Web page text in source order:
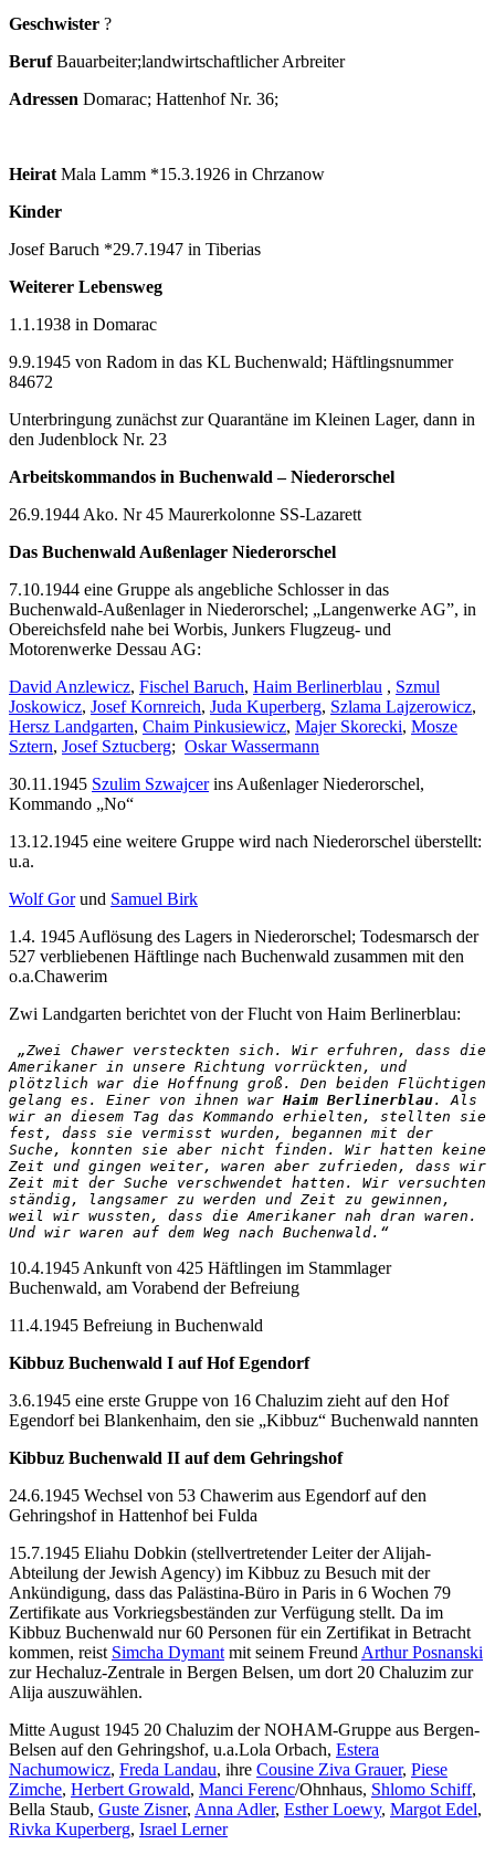
Geschwister ?
BerufBauarbeiter;landwirtschaftlicher Arbreiter
Adressen Domarac; Hattenhof Nr. 36;
Heirat Mala Lamm *15.3.1926 in Chrzanow
Kinder
Josef Baruch *29.7.1947 in Tiberias
Weiterer Lebensweg
1.1.1938 in Domarac
9.9.1945 von Radom in das KL Buchenwald; Häftlingsnummer
84672
Unterbringung zunächst zur Quarantäne im Kleinen Lager, dann in
den Judenblock Nr. 23
Arbeitskommandos in Buchenwald – Niederorschel
26.9.1944 Ako. Nr 45 Maurerkolonne SS-Lazarett
Das Buchenwald Außenlager Niederorschel
7.10.1944 eine Gruppe als angebliche Schlosser in das
Buchenwald-Außenlager in Niederorschel; „Langenwerke AG”, in
Obereichsfeld nahe bei Worbis, Junkers Flugzeug- und
Motorenwerke Dessau AG:
David Anzlewicz, Fischel Baruch, Haim Berlinerblau , Szmul
Joskowicz, Josef Kornreich, Juda Kuperberg, Szlama Lajzerowicz,
Hersz Landgarten, Chaim Pinkusiewicz, Majer Skorecki, Mosze
Sztern, Josef Sztucberg; Oskar Wassermann
30.11.1945 Szulim Szwajcerins Außenlager Niederorschel,
Kommando „No“
13.12.1945 eine weitere Gruppe wird nach Niederorschel überstellt:
u.a.
Wolf Gorund Samuel Birk
1.4. 1945 Auflösung des Lagers in Niederorschel; Todesmarsch der
527 verbliebenen Häftlinge nach Buchenwald zusammen mit den
o.a.Chawerim
Zwi Landgarten berichtet von der Flucht von Haim Berlinerblau:
„Zwei Chawer versteckten sich. Wir erfuhren, dass die
Amerikaner in unsere Richtung vorrückten, und
plötzlich war die Hoffnung groß. Den beiden Flüchtigen
gelang es. Einer von ihnen war Haim Berlinerblau. Als
wir an diesem Tag das Kommando erhielten, stellten sie
fest, dass sie vermisst wurden, begannen mit der
Suche, konnten sie aber nicht finden. Wir hatten keine
Zeit und gingen weiter, waren aber zufrieden, dass wir
Zeit mit der Suche verschwendet hatten. Wir versuchten
ständig, langsamer zu werden und Zeit zu gewinnen,
weil wir wussten, dass die Amerikaner nah dran waren.
Und wir waren auf dem Weg nach Buchenwald.“
10.4.1945 Ankunft von 425 Häftlingen im Stammlager
Buchenwald, am Vorabend der Befreiung
11.4.1945 Befreiung in Buchenwald
Kibbuz Buchenwald I auf Hof Egendorf
3.6.1945 eine erste Gruppe von 16 Chaluzim zieht auf den Hof
Egendorf bei Blankenhaim, den sie „Kibbuz“ Buchenwald nannten
Kibbuz Buchenwald II auf dem Gehringshof
24.6.1945 Wechsel von 53 Chawerim aus Egendorf auf den
Gehringshof in Hattenhof bei Fulda
15.7.1945 Eliahu Dobkin (stellvertretender Leiter der Alijah-
Abteilung der Jewish Agency) im Kibbuz zu Besuch mit der
Ankündigung, dass das Palästina-Büro in Paris in 6 Wochen 79
Zertifikate aus Vorkriegsbeständen zur Verfügung stellt. Da im
Kibbuz Buchenwald nur 60 Personen für ein Zertifikat in Betracht
kommen, reist Simcha Dymant mit seinem Freund Arthur Posnanski
zur Hechaluz-Zentrale in Bergen Belsen, um dort 20 Chaluzim zur
Alija auszuwählen.
Mitte August 1945 20 Chaluzim der NOHAM-Gruppe aus Bergen-
Belsen auf den Gehringshof, u.a.Lola Orbach, Estera
Nachumowicz, Freda Landau, ihre Cousine Ziva Grauer, Piese
Zimche, Herbert Growald, Manci Ferenc/Ohnhaus, Shlomo Schiff,
Bella Staub, Guste Zisner, Anna Adler, Esther Loewy, Margot Edel,
Rivka Kuperberg, Israel Lerner